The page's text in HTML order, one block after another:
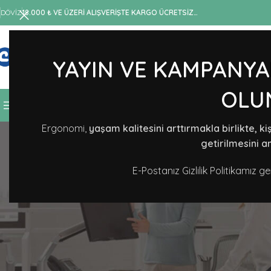
YAYIN VE
Ergonomi, yaşam kalitesini arttırmakla birlikte,
getirilmesini
E-Postanız Gizlilik Politikamız
DÖVIZ18.000 ₺ VE ÜZERİ ALIŞVERİŞTE KARGO ÜCRETSİZ…
KATEGORI SEÇIN
TASARIMLAR
Ergonomik Sandalye İle
Uzman